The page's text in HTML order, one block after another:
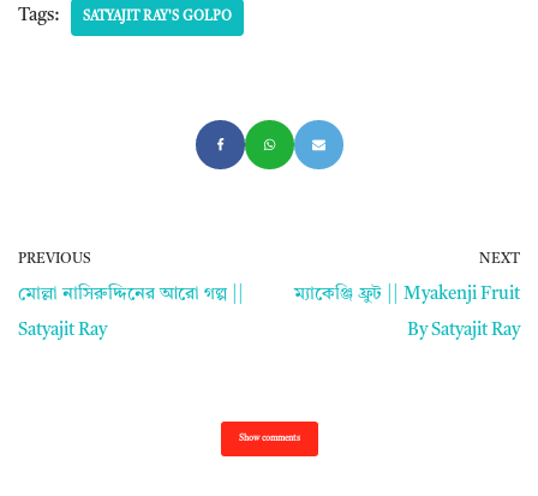
Tags: SATYAJIT RAY'S GOLPO
PREVIOUS
মোল্লা নাসিরুদ্দিনের আরো গল্প ||
Satyajit Ray
NEXT
ম্যাকেঞ্জি ফ্রুট || Myakenji Fruit
By Satyajit Ray
Show comments